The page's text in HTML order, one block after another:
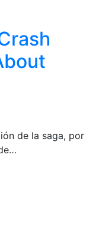
de la saga, por